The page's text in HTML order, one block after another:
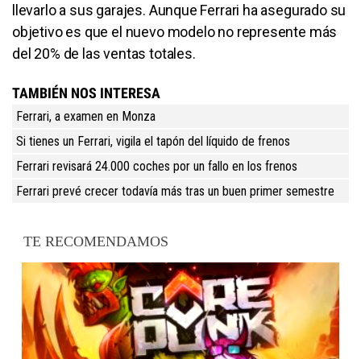
llevarlo a sus garajes. Aunque Ferrari ha asegurado su
objetivo es que el nuevo modelo no represente más
del 20% de las ventas totales.
TAMBIÉN NOS INTERESA
Ferrari, a examen en Monza
Si tienes un Ferrari, vigila el tapón del líquido de frenos
Ferrari revisará 24.000 coches por un fallo en los frenos
Ferrari prevé crecer todavía más tras un buen primer semestre
TE RECOMENDAMOS